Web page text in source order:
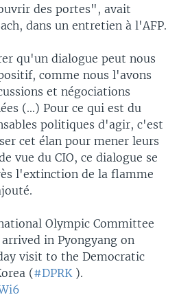
des portes", avait
dans un entretien à l'AFP.
qu'un dialogue peut nous
comme nous l'avons
et négociations
(...) Pour ce qui est du
politiques d'agir, c'est
cet élan pour mener leurs
vue du CIO, ce dialogue se
l'extinction de la flamme
Olympic Committee
arrived in Pyongyang on
visit to the Democratic
(#DPRK ).